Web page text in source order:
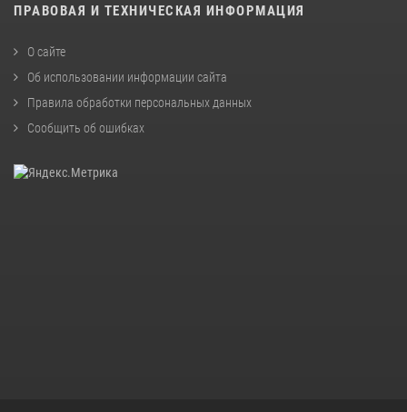
ПРАВОВАЯ И ТЕХНИЧЕСКАЯ ИНФОРМАЦИЯ
О сайте
Об использовании информации сайта
Правила обработки персональных данных
Сообщить об ошибках